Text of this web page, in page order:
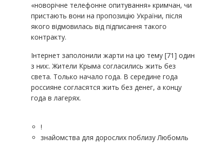
«новорічне телефонне опитування» кримчан, чи
пристають вони на пропозицію України, після
якого відмовилась від підписання такого
контракту.
Інтернет заполонили жарти на цю тему [71] один
з них:. Жители Крыма согласились жить без
света. Только начало года. В середине года
россияне согласятся жить без денег, а концу
года в лагерях.
!
знайомства для дорослих поблизу Любомль